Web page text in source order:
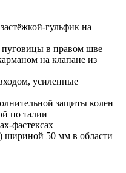
гульфик на
пуговицы в правом шве
на клапане из
усиленные
защиты колен
по талии
фастексах
50 мм в области